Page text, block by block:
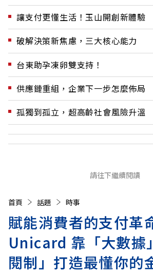
讓支付更懂生活！玉山開創新體驗
破解決策新焦慮，三大核心能力
台東助孕凍卵雙支持！
供應鏈重組，企業下一步怎麼佈局
孤獨到孤立，超高齡社會風險升溫
請往下繼續閱讀
首頁 話題 時事
賦能消費者的支付革
Unicard 靠「大數據
閱制」打造最懂你的